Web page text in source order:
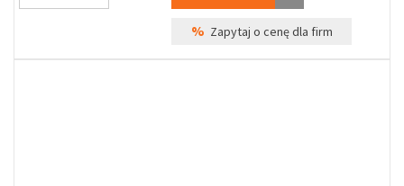
% Zapytaj o cenę dla firm